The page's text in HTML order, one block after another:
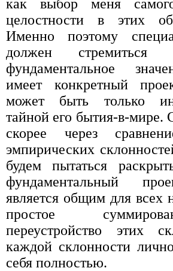
как выбор меня
целостности в этих
Именно поэтому
должен стремиться
фундаментальное
имеет конкретный
может быть только
тайной его бытия-в-мире.
ско­рее через
эмпирических
будем пытаться
фундаментальный
является общим для всех
простое
переустройство этих
каждой склонности
себя полностью.